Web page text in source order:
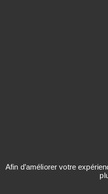
Afin d’améliorer votre